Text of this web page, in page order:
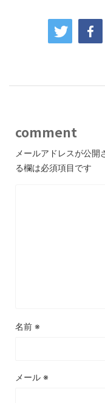
comment
メールアドレスが公開
る欄は必須項目です
名前 ※
メール ※